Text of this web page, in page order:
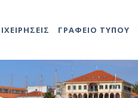
ΓΡΑΦΕΙΟ ΤΥΠΟΥ